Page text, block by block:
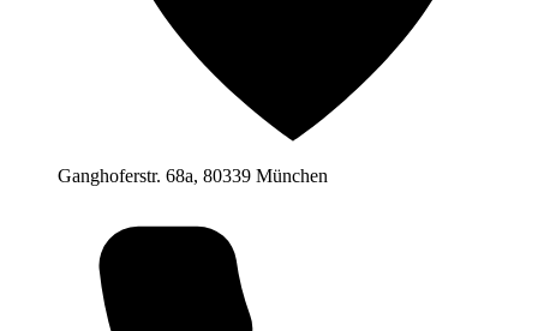
Ganghoferstr. 68a, 80339 München